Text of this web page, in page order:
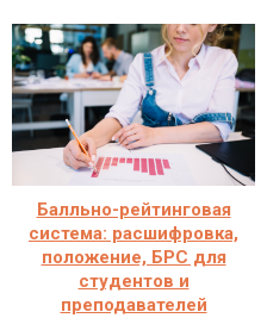
Балльно-рейтинговая
система: расшифровка,
положение, БРС для
студентов и
преподавателей